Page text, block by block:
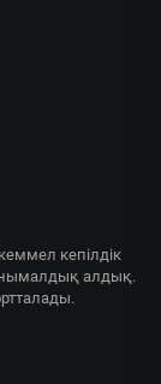
кепілдік
алдық.